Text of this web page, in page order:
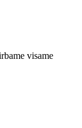
visame